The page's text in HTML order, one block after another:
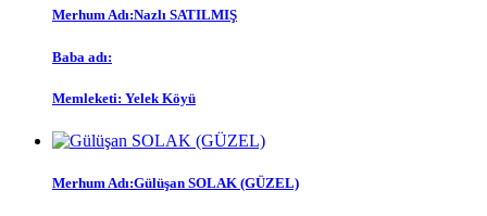
Merhum Adı:Nazlı SATILMIŞ
Baba adı:
Memleketi: Yelek Köyü
Merhum Adı:Gülüşan SOLAK (GÜZEL)